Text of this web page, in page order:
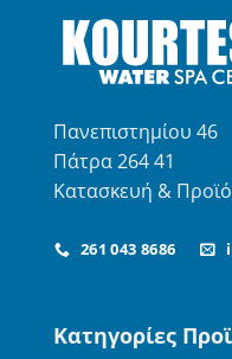
Πανεπιστημίου 46
Πάτρα 264 41
Κατασκευή &
261 043 8686
Κατηγορίες